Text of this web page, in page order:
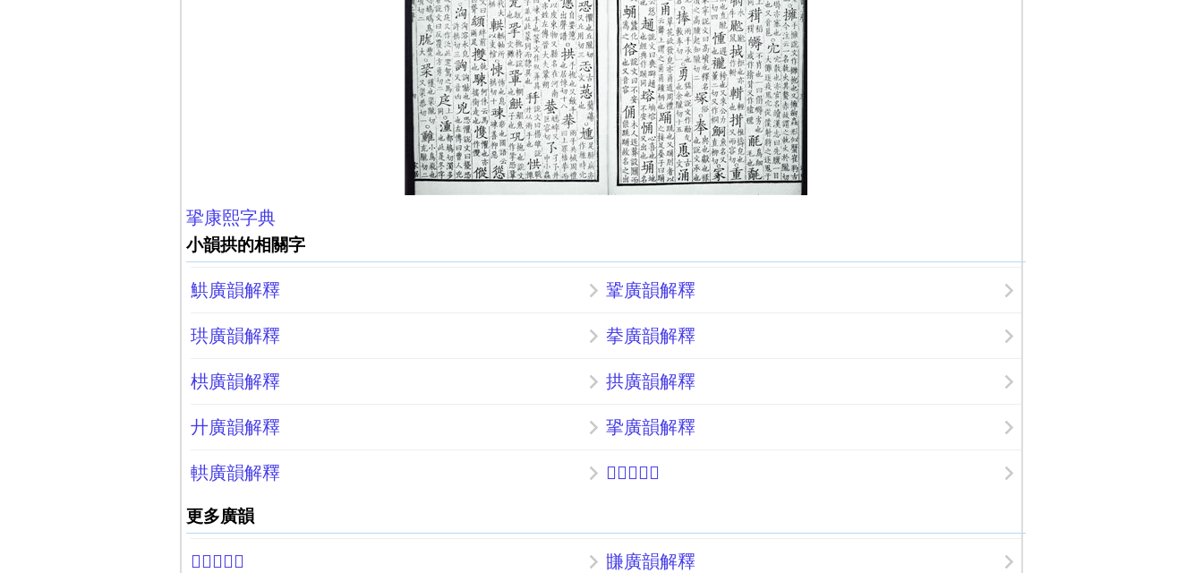
㧬康熙字典
小韻拱的相關字
䱋廣韻解釋 鞏廣韻解釋
珙廣韻解釋 拲廣韻解釋
栱廣韻解釋 拱廣韻解釋
廾廣韻解釋 㧬廣韻解釋
輁廣韻解釋 𢸁廣韻解釋
更多廣韻
𣢗廣韻解釋 㽐廣韻解釋